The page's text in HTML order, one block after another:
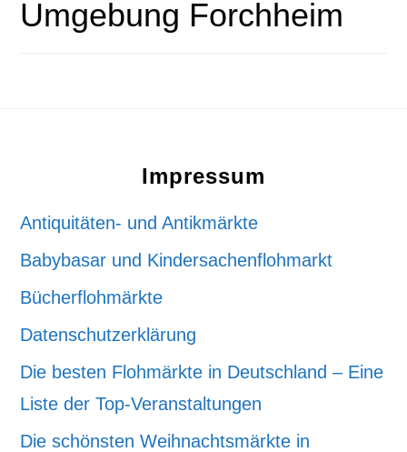
Umgebung Forchheim
Impressum
Antiquitäten- und Antikmärkte
Babybasar und Kindersachenflohmarkt
Bücherflohmärkte
Datenschutzerklärung
Die besten Flohmärkte in Deutschland – Eine
Liste der Top-Veranstaltungen
Die schönsten Weihnachtsmärkte in